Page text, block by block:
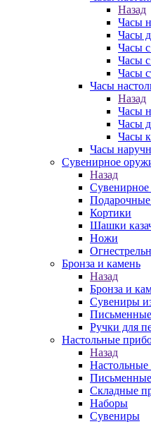
Назад
Часы
Часы
Часы
Часы с
Часы
Часы
Назад
Часы
Часы
Часы
Часы
Сувенирное
Назад
Кортики
Шашки
Ножи
Бронза и камень
Назад
Бронза и
Сувениры
Ручки для
Настольные
Назад
Настольные
Складные
Наборы
Сувениры